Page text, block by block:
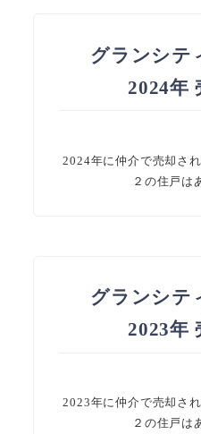
グランシテ
2024年
2024年に仲介で売却さ
２の住戸は
グランシテ
2023年
2023年に仲介で売却さ
２の住戸は